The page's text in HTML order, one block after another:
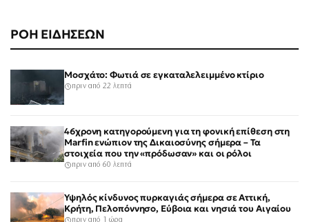
ΡΟΗ ΕΙΔΗΣΕΩΝ
Μοσχάτο: Φωτιά σε εγκαταλελειμμένο κτίριο
πριν από 22 λεπτά
46χρονη κατηγορούμενη για τη φονική επίθεση στη
Marfin ενώπιον της Δικαιοσύνης σήμερα – Τα
στοιχεία που την «πρόδωσαν» και οι ρόλοι
πριν από 60 λεπτά
Υψηλός κίνδυνος πυρκαγιάς σήμερα σε Αττική,
Κρήτη, Πελοπόννησο, Εύβοια και νησιά του Αιγαίου
πριν από 1 ώρα